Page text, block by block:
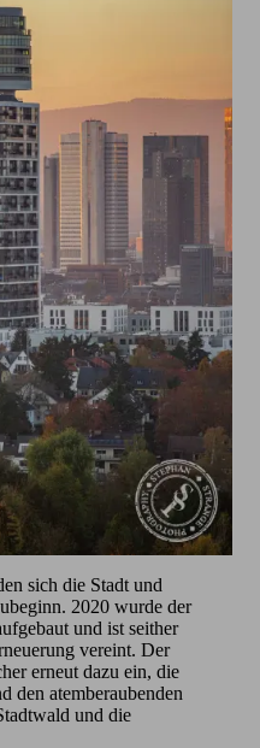
sich die Stadt und
2020 wurde der
und ist seither
vereint. Der
erneut dazu ein, die
den atemberaubenden
und die